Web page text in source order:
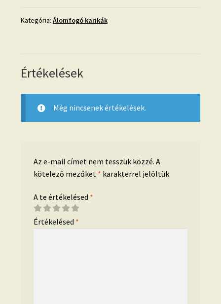
mennyiség
Kategória: Álomfogó karikák
Értékelések
Még nincsenek értékelések.
Az e-mail címet nem tesszük közzé. A
kötelező mezőket * karakterrel jelöltük
A te értékelésed *
Értékelésed *